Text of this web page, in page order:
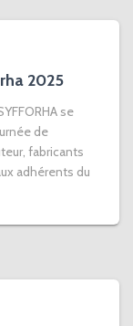
2025
se
de
fabricants
adhérents du